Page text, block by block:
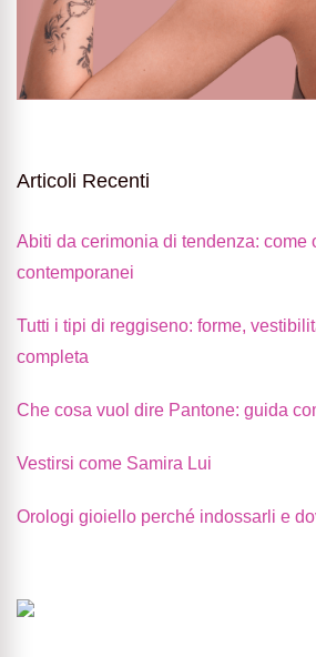
Articoli Recenti
Abiti da cerimonia di tendenza: come
contemporanei
Tutti i tipi di reggiseno: forme,
completa
Che cosa vuol dire Pantone: guida
Vestirsi come Samira Lui
Orologi gioiello perché indossarli e